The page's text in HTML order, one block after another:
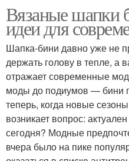
Вязаные шапки
идеи для
Шапка-бини давно уже не
держать голову в тепле, а
отражает современные
моды до подиумов — бини
теперь, когда новые
возникает вопрос:
сегодня? Модные
вчера было на пике